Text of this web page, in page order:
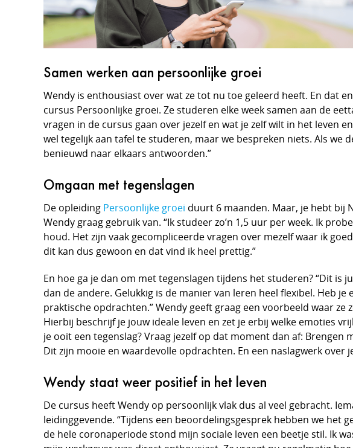
Samen werken aan persoonlijke groei
Wendy is enthousiast over wat ze tot nu toe geleerd heeft. En dat
cursus Persoonlijke groei. Ze studeren elke week samen aan de
vragen in de cursus gaan over jezelf en wat je zelf wilt in het leven
wel tegelijk aan tafel te studeren, maar we bespreken niets. Als
benieuwd naar elkaars antwoorden.”
Omgaan met tegenslagen
De opleiding Persoonlijke groei duurt 6 maanden. Maar, je hebt bij
Wendy graag gebruik van. “Ik studeer zo’n 1,5 uur per week. Ik
houd. Het zijn vaak gecompliceerde vragen over mezelf waar ik
dit kan dus gewoon en dat vind ik heel prettig.”
En hoe ga je dan om met tegenslagen tijdens het studeren? “Dit is
dan de andere. Gelukkig is de manier van leren heel flexibel. Heb
praktische opdrachten.” Wendy geeft graag een voorbeeld waar
Hierbij beschrijf je jouw ideale leven en zet je erbij welke emoties
je ooit een tegenslag? Vraag jezelf op dat moment dan af: Brengen
Dit zijn mooie en waardevolle opdrachten. En een naslagwerk
Wendy staat weer positief in het leven
De cursus heeft Wendy op persoonlijk vlak dus al veel gebracht.
leidinggevende. “Tijdens een beoordelingsgesprek hebben we
de hele coronaperiode stond mijn sociale leven een beetje stil. Ik